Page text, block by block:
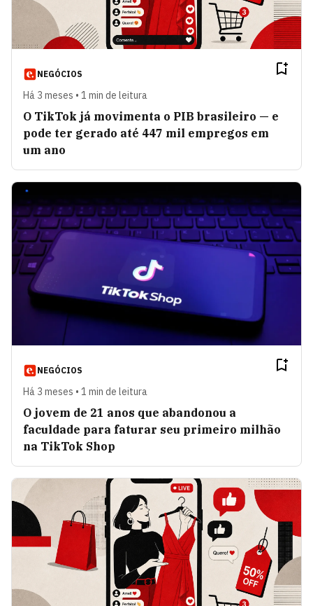
NEGÓCIOS
Há 3 meses • 1 min de leitura
O TikTok já movimenta o PIB brasileiro — e
pode ter gerado até 447 mil empregos em
um ano
NEGÓCIOS
Há 3 meses • 1 min de leitura
O jovem de 21 anos que abandonou a
faculdade para faturar seu primeiro milhão
na TikTok Shop